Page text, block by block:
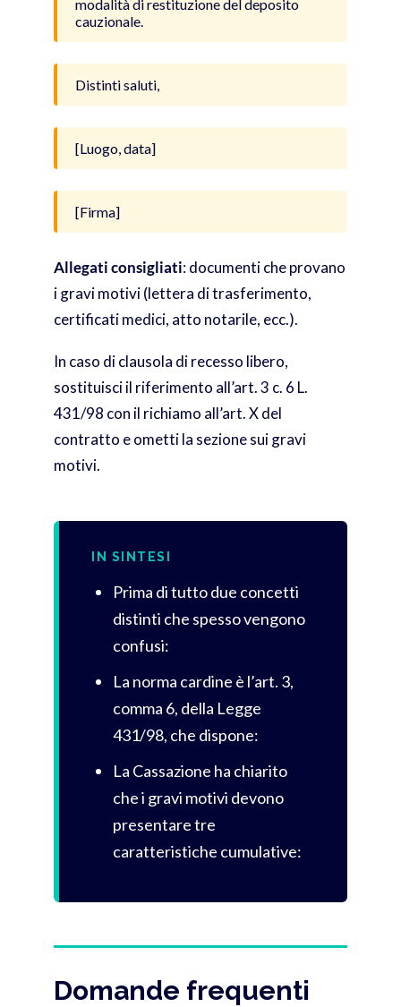
modalità di restituzione del deposito
cauzionale.
Distinti saluti,
[Luogo, data]
[Firma]
Allegati consigliati: documenti che provano
i gravi motivi (lettera di trasferimento,
certificati medici, atto notarile, ecc.).
In caso di clausola di recesso libero,
sostituisci il riferimento all’art. 3 c. 6 L.
431/98 con il richiamo all’art. X del
contratto e ometti la sezione sui gravi
motivi.
IN SINTESI
Prima di tutto due concetti
distinti che spesso vengono
confusi:
La norma cardine è l’art. 3,
comma 6, della Legge
431/98, che dispone:
La Cassazione ha chiarito
che i gravi motivi devono
presentare tre
caratteristiche cumulative:
Domande frequenti